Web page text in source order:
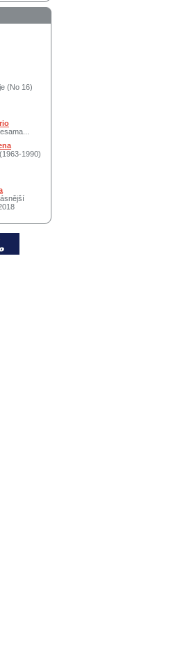
(No 16)
1990)